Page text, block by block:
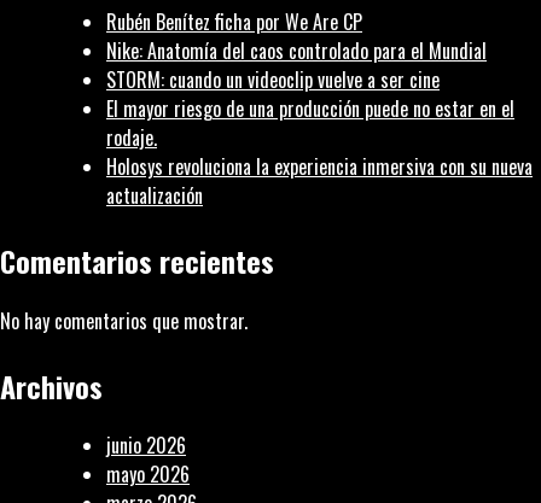
se
podrá
usar
Rubén Benítez ficha por We Are CP
Nike: Anatomía del caos controlado para el Mundial
STORM: cuando un videoclip vuelve a ser cine
El mayor riesgo de una producción puede no estar en el
rodaje.
Holosys revoluciona la experiencia inmersiva con su nueva
actualización
Comentarios recientes
No hay comentarios que mostrar.
Archivos
junio 2026
mayo 2026